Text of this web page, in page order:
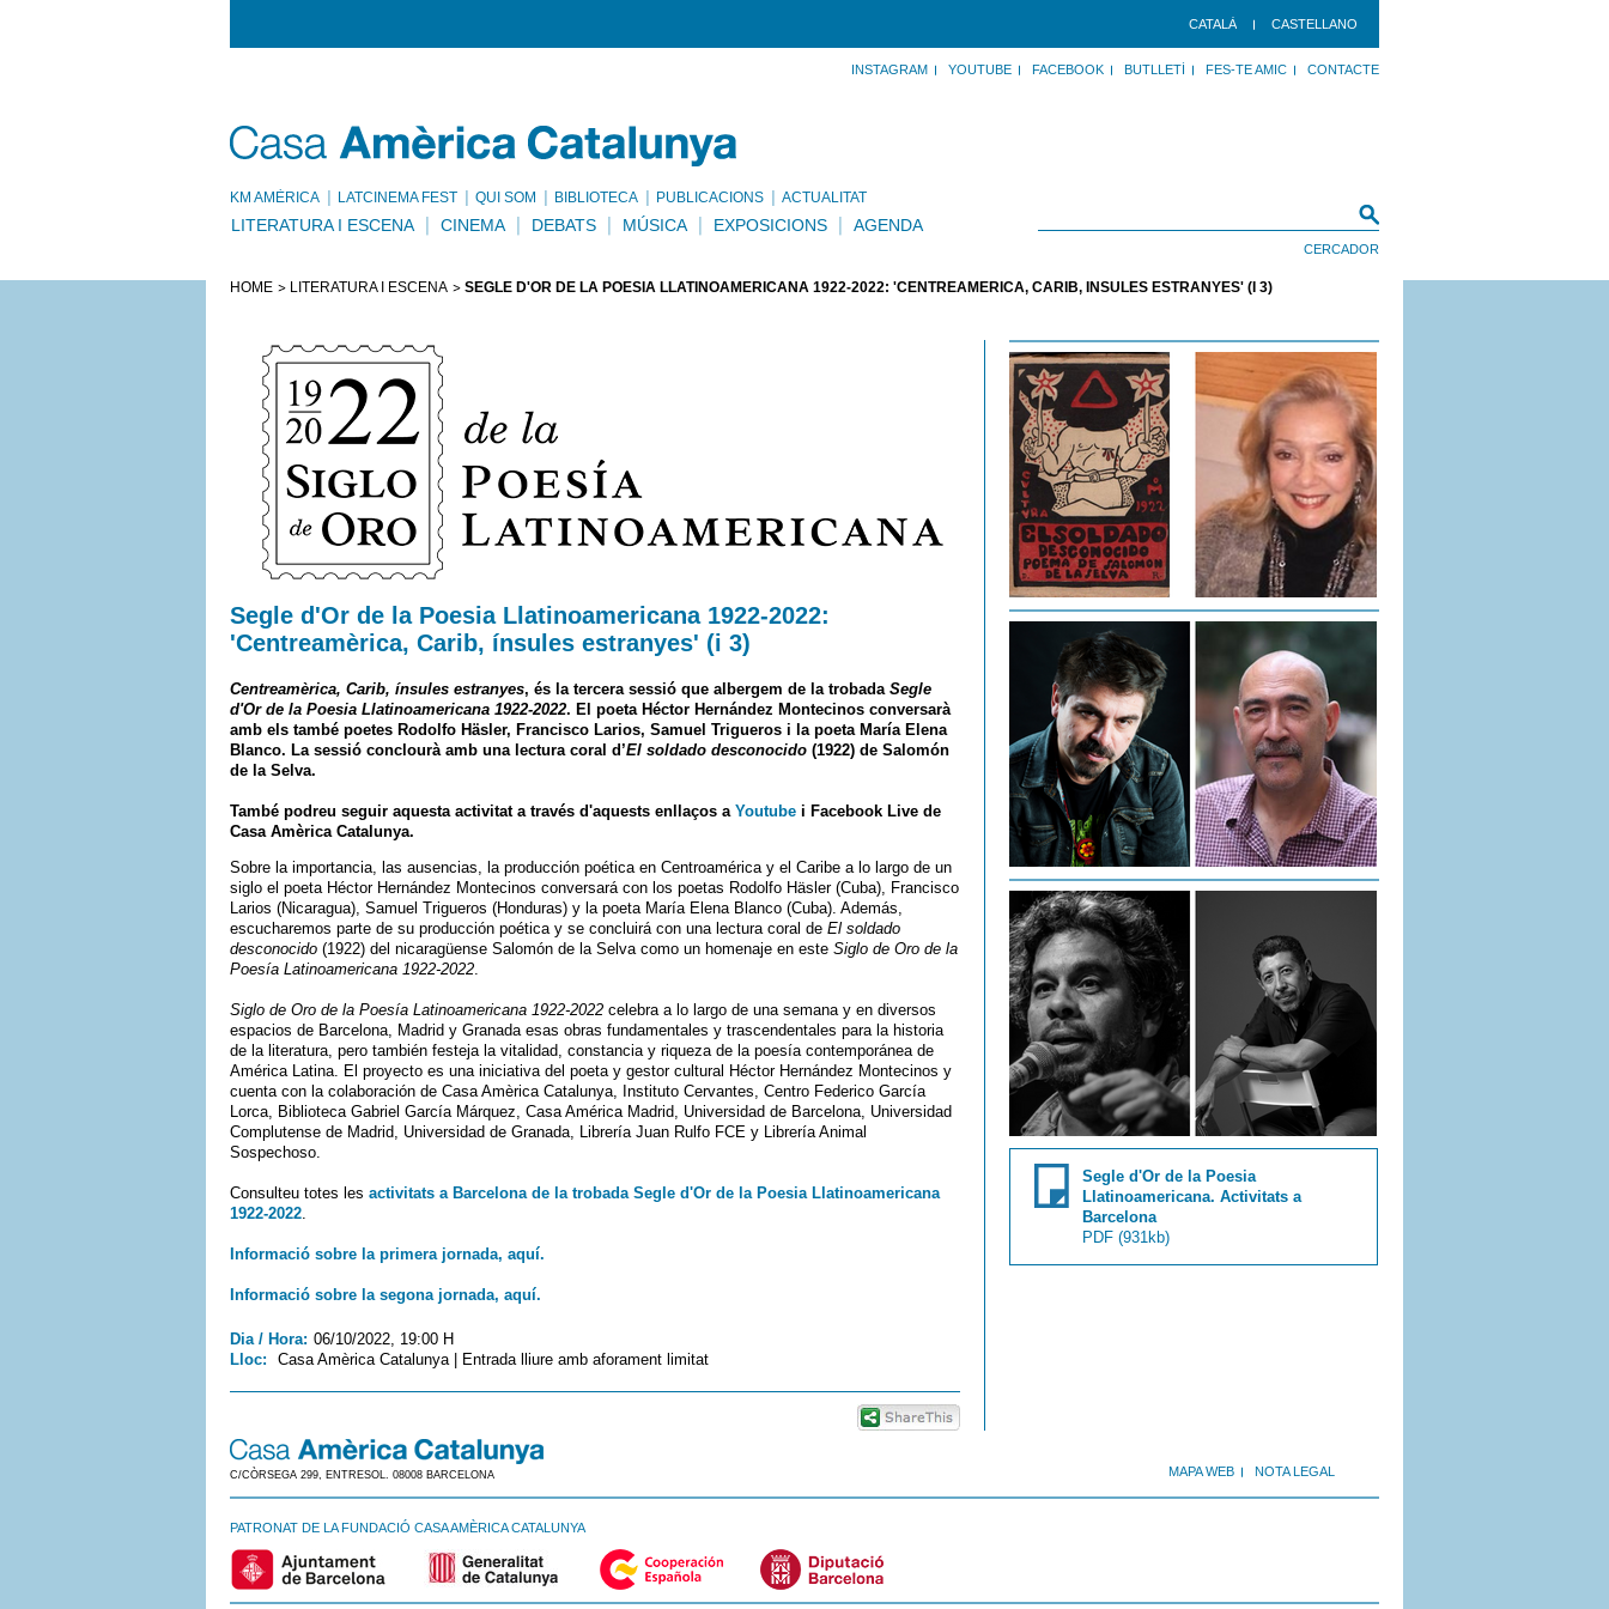
CATALÀ CASTELLANO
INSTAGRAM YOUTUBE FACEBOOK BUTLLETÍ FES-TE AMIC CONTACTE
KM AMÈRICA LATCINEMA FEST QUI SOM BIBLIOTECA PUBLICACIONS ACTUALITAT
LITERATURA I ESCENA CINEMA DEBATS MÚSICA EXPOSICIONS AGENDA
HOME LITERATURA I ESCENA SEGLE D'OR DE LA POESIA LLATINOAMERICANA 1922-2022: 'CENTREAMÈRICA, CARIB, ÍNSULES ESTRANYES' (I 3)
Segle d'Or de la Poesia Llatinoamericana 1922-2022:
'Centreamèrica, Carib, ínsules estranyes' (i 3)
Centreamèrica, Carib, ínsules estranyes, és la tercera sessió que albergem de la trobada Segle
d'Or de la Poesia Llatinoamericana 1922-2022. El poeta Héctor Hernández Montecinos conversarà
amb els també poetes Rodolfo Häsler, Francisco Larios, Samuel Trigueros i la poeta María Elena
Blanco. La sessió conclourà amb una lectura coral d’El soldado desconocido (1922) de Salomón
de la Selva.
També podreu seguir aquesta activitat a través d'aquests enllaços a Youtube i Facebook Live de
Casa Amèrica Catalunya.
Sobre la importancia, las ausencias, la producción poética en Centroamérica y el Caribe a lo largo de un
siglo el poeta Héctor Hernández Montecinos conversará con los poetas Rodolfo Häsler (Cuba), Francisco
Larios (Nicaragua), Samuel Trigueros (Honduras) y la poeta María Elena Blanco (Cuba). Además,
escucharemos parte de su producción poética y se concluirá con una lectura coral de El soldado
desconocido (1922) del nicaragüense Salomón de la Selva como un homenaje en este Siglo de Oro de la
Poesía Latinoamericana 1922-2022.
Siglo de Oro de la Poesía Latinoamericana 1922-2022 celebra a lo largo de una semana y en diversos
espacios de Barcelona, Madrid y Granada esas obras fundamentales y trascendentales para la historia
de la literatura, pero también festeja la vitalidad, constancia y riqueza de la poesía contemporánea de
América Latina. El proyecto es una iniciativa del poeta y gestor cultural Héctor Hernández Montecinos y
cuenta con la colaboración de Casa Amèrica Catalunya, Instituto Cervantes, Centro Federico García
Lorca, Biblioteca Gabriel García Márquez, Casa América Madrid, Universidad de Barcelona, Universidad
Complutense de Madrid, Universidad de Granada, Librería Juan Rulfo FCE y Librería Animal
Sospechoso.
Consulteu totes les activitats a Barcelona de la trobada Segle d'Or de la Poesia Llatinoamericana
1922-2022.
Informació sobre la primera jornada, aquí.
Informació sobre la segona jornada, aquí.
Dia / Hora: 06/10/2022, 19:00 H
Lloc:
Casa Amèrica Catalunya | Entrada lliure amb aforament limitat
Segle d'Or de la Poesia
Llatinoamericana. Activitats a
Barcelona
PDF (931kb)
MAPA WEB NOTA LEGAL
C/CÒRSEGA 299, ENTRESOL. 08008 BARCELONA
PATRONAT DE LA FUNDACIÓ CASA AMÈRICA CATALUNYA